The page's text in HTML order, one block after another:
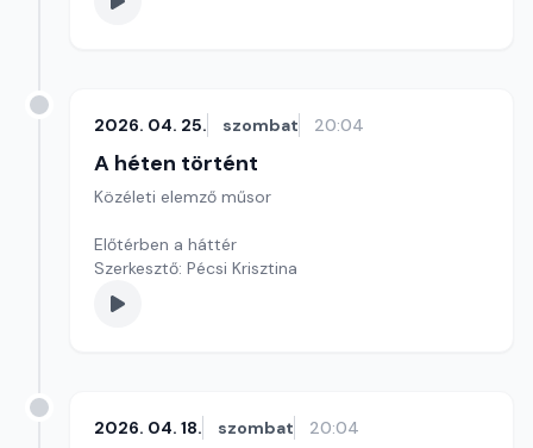
2026. 04. 25. szombat 20:04
A héten történt
Közéleti elemző műsor
Előtérben a háttér
Szerkesztő: Pécsi Krisztina
2026. 04. 18. szombat 20:04